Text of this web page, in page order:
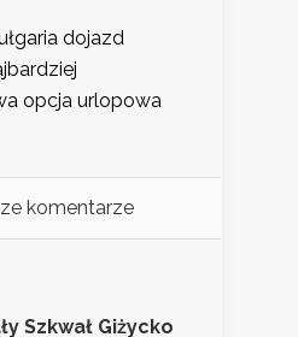
dojazd
opcja urlopowa
komentarze
Szkwał Giżycko